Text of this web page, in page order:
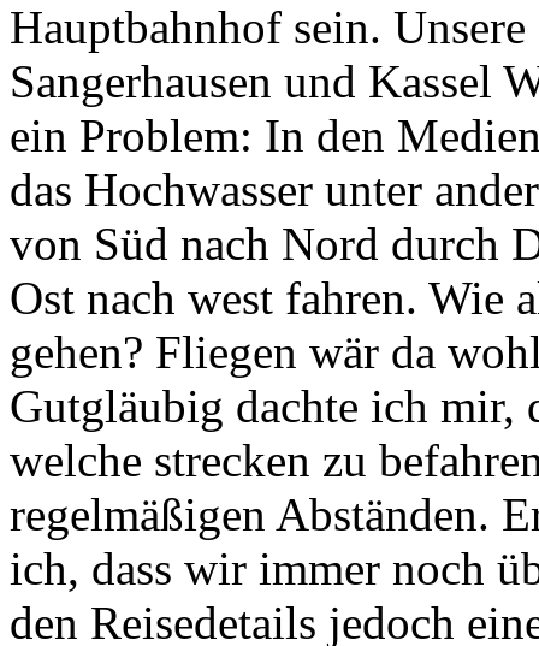
Hauptbahnhof sein.
Sangerhausen und Kassel
ein Problem: In den
das Hochwasser unter
von Süd nach Nord durch
Ost nach west fahren. Wie
gehen? Fliegen wär da
Gutgläubig dachte ich mir,
welche strecken zu
regelmäßigen Abständen.
ich, dass wir immer noch
den Reisedetails jedoch